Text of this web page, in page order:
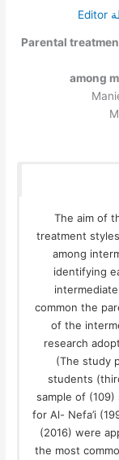
Editor
Parental
among
The aim of
treatment
among
identifying
common the
of the
research
(The study
students
sample of
for Al- Nefa’i
(2016) were
the most